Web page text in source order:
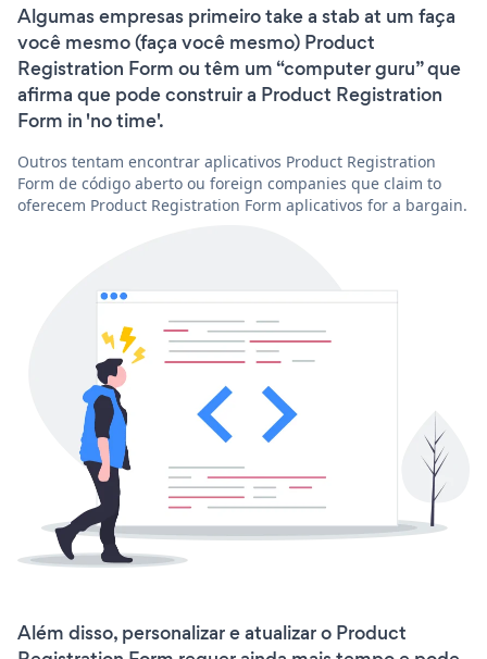
Algumas empresas primeiro take a stab at um faça
você mesmo (faça você mesmo) Product
Registration Form ou têm um “computer guru” que
afirma que pode construir a Product Registration
Form in 'no time'.
Outros tentam encontrar aplicativos Product Registration
Form de código aberto ou foreign companies que claim to
oferecem Product Registration Form aplicativos for a bargain.
Além disso, personalizar e atualizar o Product